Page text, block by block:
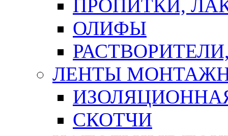
ПРОПИТКИ,
ОЛИФЫ
ЛЕНТЫ
СКОТЧИ